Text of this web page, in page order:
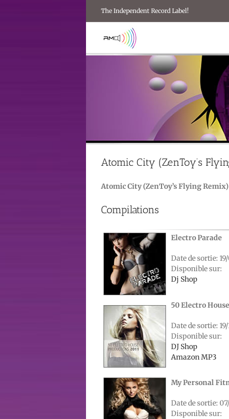
The Independent Record Label!
Atomic City (ZenToy’s
Atomic City (ZenToy’s Flying Remix)
Compilations
Electro Parade
Date de sortie:
Disponible sur:
Dj Shop
50 Electro
Date de sortie: 19/
Disponible sur:
DJ Shop
Amazon MP3
My Personal
Date de sortie:
Disponible sur: